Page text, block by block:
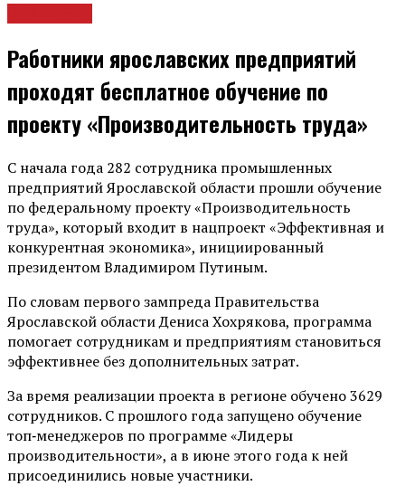
Работники ярославских предприятий
проходят бесплатное обучение по
проекту «Производительность труда»
С начала года 282 сотрудника промышленных
предприятий Ярославской области прошли обучение
по федеральному проекту «Производительность
труда», который входит в нацпроект «Эффективная и
конкурентная экономика», инициированный
президентом Владимиром Путиным.
По словам первого зампреда Правительства
Ярославской области Дениса Хохрякова, программа
помогает сотрудникам и предприятиям становиться
эффективнее без дополнительных затрат.
За время реализации проекта в регионе обучено 3629
сотрудников. С прошлого года запущено обучение
топ‑менеджеров по программе «Лидеры
производительности», а в июне этого года к ней
присоединились новые участники.